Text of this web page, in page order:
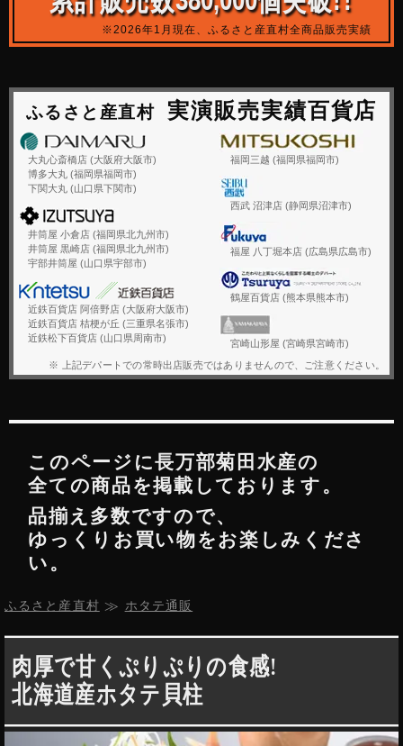
※2026年1月現在、ふるさと産直村全商品販売実績
ふるさと産直村 実演販売実績百貨店
大丸心斎橋店 (大阪府大阪市)
博多大丸 (福岡県福岡市)
下関大丸 (山口県下関市)
井筒屋 小倉店 (福岡県北九州市)
井筒屋 黒崎店 (福岡県北九州市)
宇部井筒屋 (山口県宇部市)
近鉄百貨店 阿倍野店 (大阪府大阪市)
近鉄百貨店 桔梗が丘 (三重県名張市)
近鉄松下百貨店 (山口県周南市)
福岡三越 (福岡県福岡市)
西武 沼津店 (静岡県沼津市)
福屋 八丁堀本店 (広島県広島市)
鶴屋百貨店 (熊本県熊本市)
宮崎山形屋 (宮崎県宮崎市)
※ 上記デパートでの常時出店販売ではありませんので、ご注意ください。
このページに長万部菊田水産の
全ての商品を掲載しております。
品揃え多数ですので、
ゆっくりお買い物をお楽しみくださ
い。
ふるさと産直村 ≫ ホタテ通販
肉厚で甘くぷりぷりの食感!
北海道産ホタテ貝柱